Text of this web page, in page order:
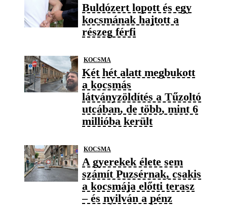
Buldózert lopott és egy
kocsmának hajtott a
részeg férfi
KOCSMA
Két hét alatt megbukott
a kocsmás
látványzöldítés a Tűzoltó
utcában, de több, mint 6
millióba került
KOCSMA
A gyerekek élete sem
számít Puzsérnak, csakis
a kocsmája előtti terasz
– és nyilván a pénz